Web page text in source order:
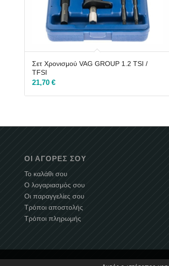
Σετ Χρονισμού VAG GROUP 1.2 TSI /
TFSI
21,70 €
ΟΙ ΑΓΟΡΈΣ ΣΟΥ
Το καλάθι σου
Ο λογαριασμός σου
Οι παραγγελίες σου
Τρόποι αποστολής
Τρόποι πληρωμής